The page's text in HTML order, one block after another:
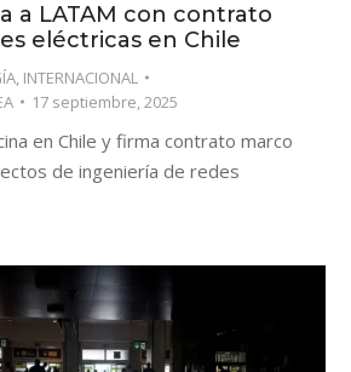
a LATAM con contrato
eléctricas en Chile
, INTERNACIONAL
17 septiembre, 2025
en Chile y firma contrato marco
de ingeniería de redes